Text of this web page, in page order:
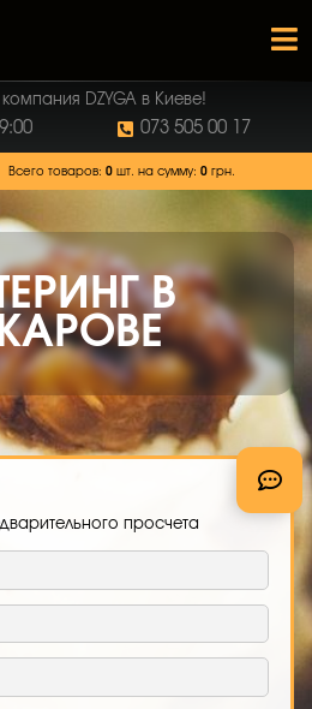
073 505 00 17
DZYGA в Киеве!
Всего товаров: 0шт. на сумму: 0грн.
В
просчета